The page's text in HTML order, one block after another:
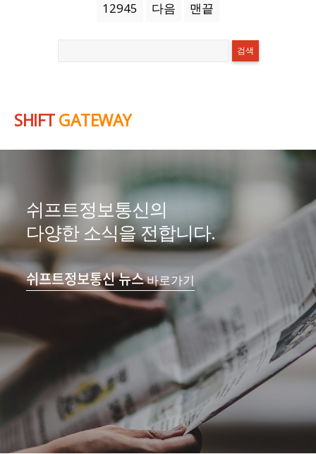
12945
다음 맨끝
SHIFTGATEWAY
쉬프트정보통신의
다양한 소식을 전합니다.
쉬프트정보통신 뉴스바로가기